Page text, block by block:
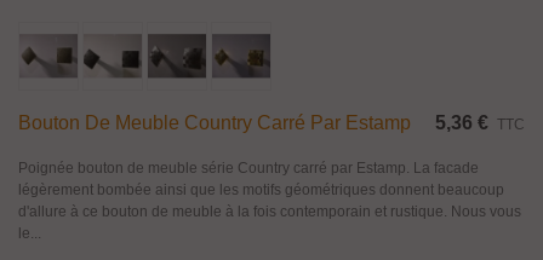
Bouton De Meuble Country Carré Par Estamp 5,36 € TTC
Poignée bouton de meuble série Country carré par Estamp. La facade
légèrement bombée ainsi que les motifs géométriques donnent beaucoup
d'allure à ce bouton de meuble à la fois contemporain et rustique. Nous vous
le...